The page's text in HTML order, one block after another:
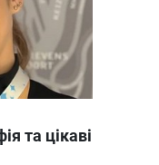
та цікаві